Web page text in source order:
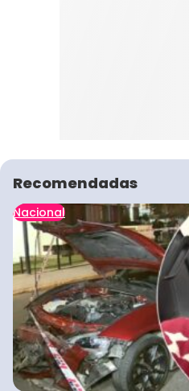
Recomendadas
Nacional